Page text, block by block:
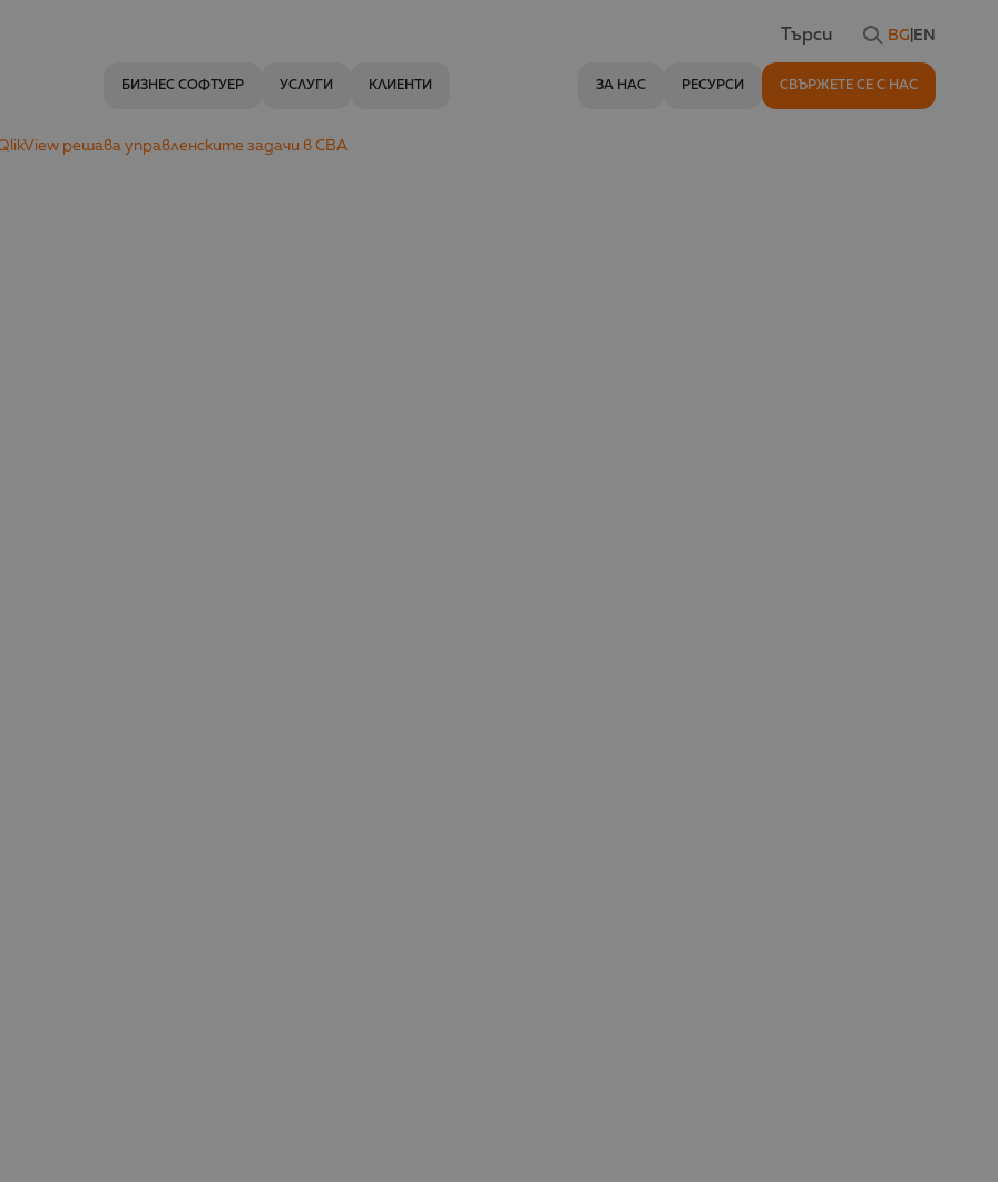
BG EN
БИЗНЕС СОФТУЕР УСЛУГИ КЛИЕНТИ ЗА НАС РЕСУРСИ СВЪРЖЕТЕ СЕ С НАС
решава управленските задачи в CBA